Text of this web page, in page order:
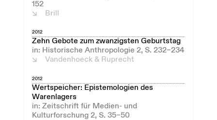
152
Brill
2012
Zehn Gebote zum zwanzigsten Geburtstag
in: Historische Anthropologie 2, S. 232–234
Vandenhoeck & Ruprecht
2012
Wertspeicher: Epistemologien des
Warenlagers
in: Zeitschrift für Medien- und
Kulturforschung 2, S. 35–50